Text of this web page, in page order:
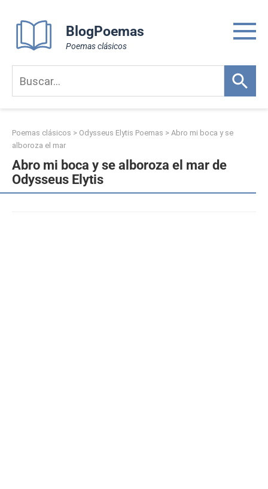
content
BlogPoemas
Poemas clásicos
Poemas clásicos > Odysseus Elytis Poemas > Abro mi boca y se
alboroza el mar
Abro mi boca y se alboroza el mar de
Odysseus Elytis